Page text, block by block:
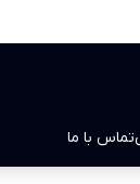
تماس با ما